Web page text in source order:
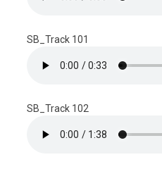
SB_Track 101
SB_Track 102